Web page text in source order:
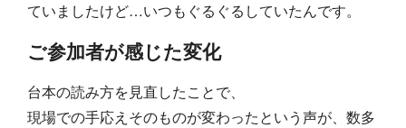
ていましたけど…いつもぐるぐるしていたんです。
ご参加者が感じた変化
台本の読み方を見直したことで、
現場での手応えそのものが変わったという声が、数多